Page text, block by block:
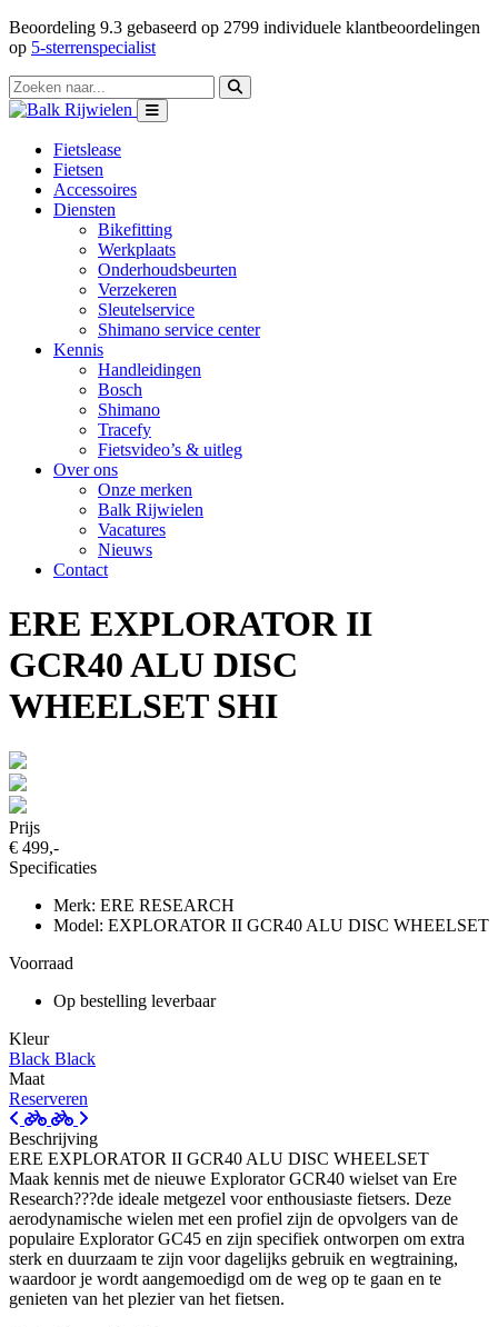
Beoordeling 9.3 gebaseerd op 2799 individuele klantbeoordelingen
op 5-sterrenspecialist
Fietslease
Fietsen
Accessoires
Diensten
Bikefitting
Werkplaats
Onderhoudsbeurten
Verzekeren
Sleutelservice
Shimano service center
Kennis
Handleidingen
Bosch
Shimano
Tracefy
Fietsvideo’s & uitleg
Over ons
Onze merken
Balk Rijwielen
Vacatures
Nieuws
Contact
ERE EXPLORATOR II
GCR40 ALU DISC
WHEELSET SHI
Prijs
€ 499,-
Specificaties
Merk: ERE RESEARCH
Model: EXPLORATOR II GCR40 ALU DISC WHEELSET
Voorraad
Op bestelling leverbaar
Kleur
Black Black
Maat
Reserveren
Beschrijving
ERE EXPLORATOR II GCR40 ALU DISC WHEELSET
Maak kennis met de nieuwe Explorator GCR40 wielset van Ere
Research???de ideale metgezel voor enthousiaste fietsers. Deze
aerodynamische wielen met een profiel zijn de opvolgers van de
populaire Explorator GC45 en zijn specifiek ontworpen om extra
sterk en duurzaam te zijn voor dagelijks gebruik en wegtraining,
waardoor je wordt aangemoedigd om de weg op te gaan en te
genieten van het plezier van het fietsen.